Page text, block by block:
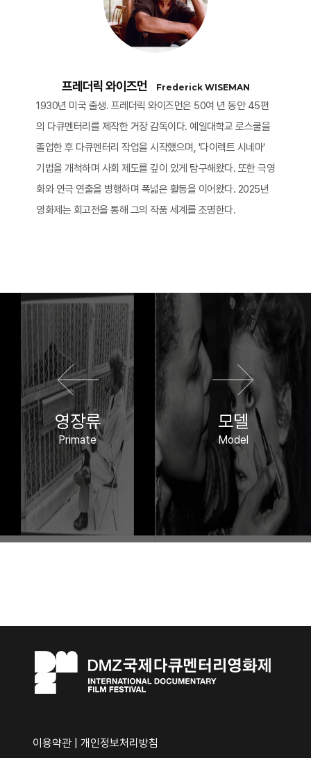
프레더릭 와이즈먼 Frederick WISEMAN
1930년 미국 출생. 프레더릭 와이즈먼은 50여 년 동안 45편
의 다큐멘터리를 제작한 거장 감독이다. 예일대학교 로스쿨을
졸업한 후 다큐멘터리 작업을 시작했으며, '다이렉트 시네마'
기법을 개척하며 사회 제도를 깊이 있게 탐구해왔다. 또한 극영
화와 연극 연출을 병행하며 폭넓은 활동을 이어왔다. 2025년
영화제는 회고전을 통해 그의 작품 세계를 조명한다.
이전 영화
영장류
Primate
다음 영화
모델
Model
이용약관 개인정보처리방침